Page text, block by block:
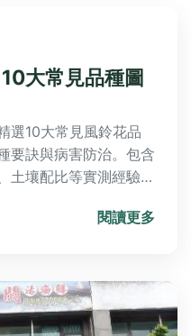
大常見品種圖
選10大常見風鈴花品
要訣與病害防治。包含
土壤配比等實測經驗分
閱讀更多